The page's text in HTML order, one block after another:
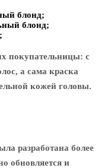
блонд;
блонд;
покупательницы: с
а сама краска
кожей головы.
разработана более
обновляется и